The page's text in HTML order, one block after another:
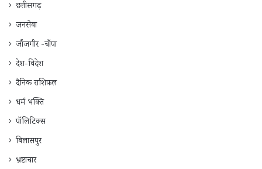
छत्तीसगढ़
जनसेवा
जाँजगीर -चाँपा
देश-विदेश
दैनिक राशिफ़ल
धर्म भक्ति
पॉलिटिक्स
बिलासपुर
भ्रष्टाचार